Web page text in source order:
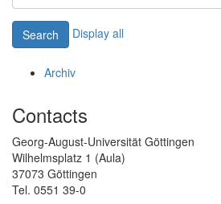
Search Display all
Archiv
Contacts
Georg-August-Universität Göttingen
Wilhelmsplatz 1 (Aula)
37073 Göttingen
Tel. 0551 39-0